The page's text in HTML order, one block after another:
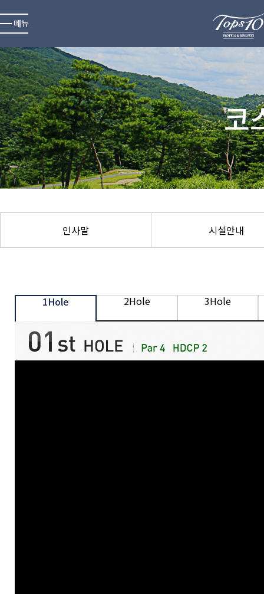
애플밸리
인사말
시설안내
코스소개
코스공략도
오시는길
코
인사말 시설안내
1Hole 2Hole 3Hole